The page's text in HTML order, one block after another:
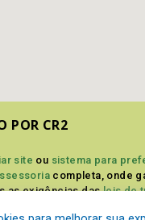
POR CR2
site ou sistema para
completa, onde
as exigências dasleis de